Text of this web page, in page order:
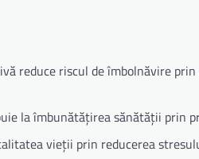
reduce riscul de îmbolnăvire
la îmbunătățirea sănătății prin
vieții prin reducerea